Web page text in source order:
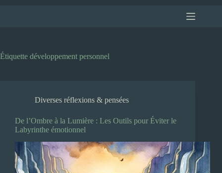
Étiquette développement personnel
Diverses réflexions & pensées
De l’Ombre à la Lumière : Les Outils pour Éviter le
Labyrinthe émotionnel